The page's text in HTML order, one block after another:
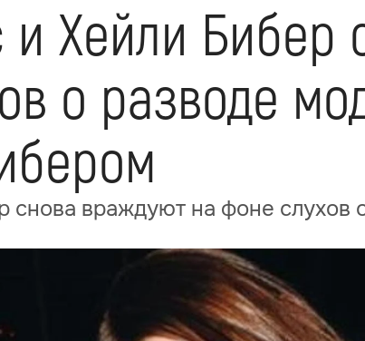
и Хейли Бибер
о разводе
враждуют на фоне слухов